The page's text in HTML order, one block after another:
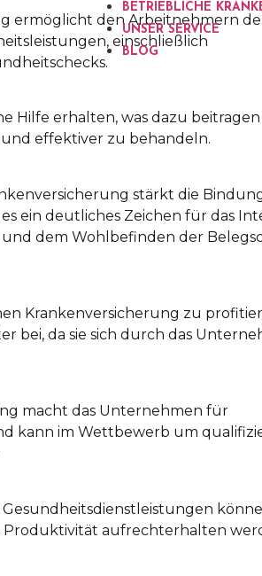
BETRIEBLICHE
UNSER SERVICE
BLOG
ermöglicht den Arbeitnehmern
einschließlich
Hilfe erhalten, was dazu
effektiver zu behandeln.
stärkt die
ein deutliches Zeichen für das
dem Wohlbefinden der
Krankenversicherung zu
bei, da sie sich durch das
macht das Unternehmen für
kann im Wettbewerb um
Produktivität aufrechterhalten